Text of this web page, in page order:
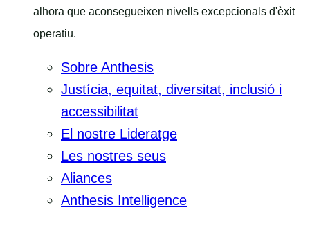
alhora que aconsegueixen nivells excepcionals d'èxit
operatiu.
Sobre Anthesis
Justícia, equitat, diversitat, inclusió i
accessibilitat
El nostre Lideratge
Les nostres seus
Aliances
Anthesis Intelligence